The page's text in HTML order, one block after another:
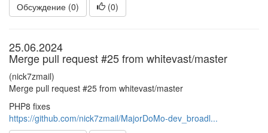
Обсуждение (0)
(0)
25.06.2024
Merge pull request #25 from whitevast/master
(nick7zmail)
Merge pull request #25 from whitevast/master
PHP8 fixes
https://github.com/nick7zmail/MajorDoMo-dev_broadl...